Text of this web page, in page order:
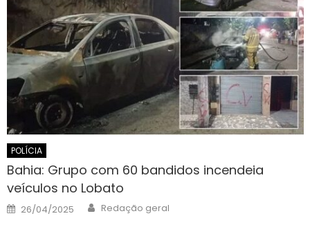
POLÍCIA
Bahia: Grupo com 60 bandidos incendeia
veículos no Lobato
Posted
on
26/04/2025 Author
Redação geral